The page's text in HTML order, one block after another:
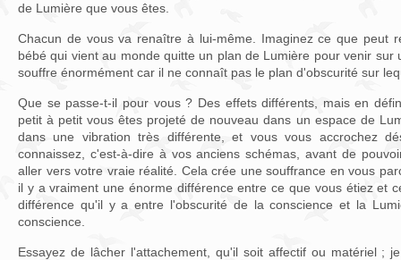
de Lumière que vous êtes.
Chacun de vous va renaître à lui-même. Imaginez ce que peut
bébé qui vient au monde quitte un plan de Lumière pour venir sur
souffre énormément car il ne connaît pas le plan d'obscurité sur
Que se passe-t-il pour vous ? Des effets différents, mais en
petit à petit vous êtes projeté de nouveau dans un espace de
dans une vibration très différente, et vous vous accrochez
connaissez, c'est-à-dire à vos anciens schémas, avant de
aller vers votre vraie réalité. Cela crée une souffrance en vous
il y a vraiment une énorme différence entre ce que vous étiez et
différence qu'il y a entre l'obscurité de la conscience et la
conscience.
Essayez de lâcher l'attachement, qu'il soit affectif ou matériel ;